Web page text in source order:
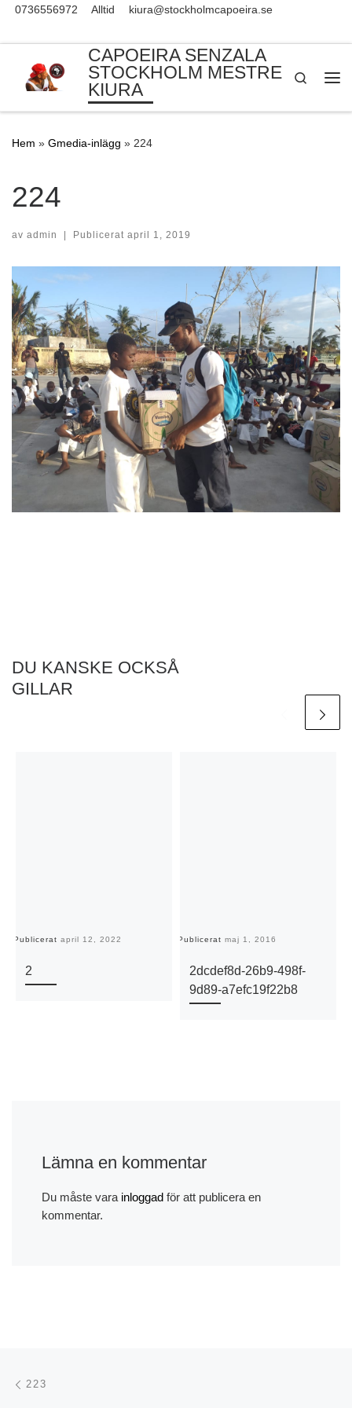
0736556972 Alltid kiura@stockholmcapoeira.se
CAPOEIRA SENZALA
STOCKHOLM MESTRE
KIURA
Search
Hem » Gmedia-inlägg » 224
224
av admin | Publicerat april 1, 2019
DU KANSKE OCKSÅ
GILLAR
Publicerat april 12, 2022
2
Publicerat maj 1, 2016
2dcdef8d-26b9-498f-
9d89-a7efc19f22b8
Lämna en kommentar
Du måste vara inloggadför att publicera en
kommentar.
Inläggsnavigering
223